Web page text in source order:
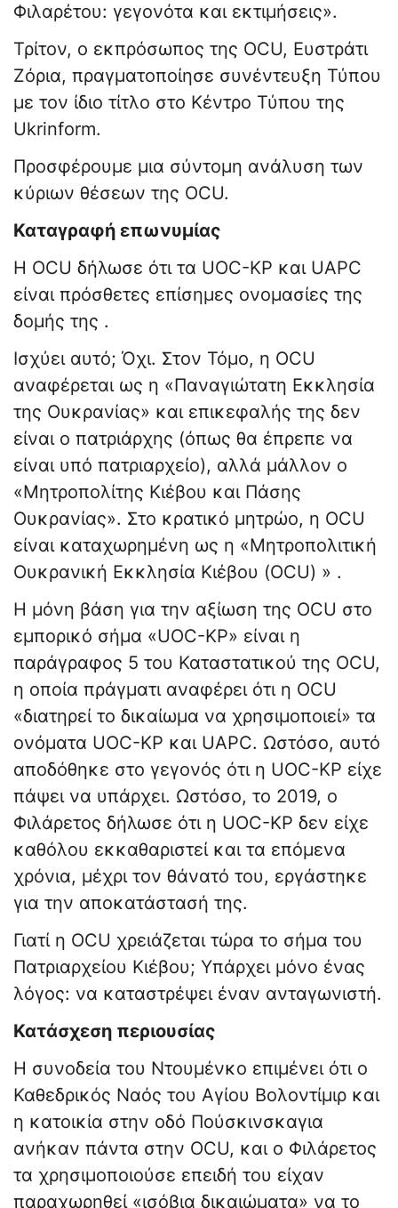
Φιλαρέτου: γεγονότα και εκτιμήσεις».
Τρίτον, ο εκπρόσωπος της OCU, Ευστράτι
Ζόρια, πραγματοποίησε συνέντευξη Τύπου
με τον ίδιο τίτλο στο Κέντρο Τύπου της
Ukrinform.
Προσφέρουμε μια σύντομη ανάλυση των
κύριων θέσεων της OCU.
Καταγραφή επωνυμίας
Η OCU δήλωσε ότι τα UOC-KP και UAPC
είναι πρόσθετες επίσημες ονομασίες της
δομής της .
Ισχύει αυτό; Όχι. Στον Τόμο, η OCU
αναφέρεται ως η «Παναγιώτατη Εκκλησία
της Ουκρανίας» και επικεφαλής της δεν
είναι ο πατριάρχης (όπως θα έπρεπε να
είναι υπό πατριαρχείο), αλλά μάλλον ο
«Μητροπολίτης Κιέβου και Πάσης
Ουκρανίας». Στο κρατικό μητρώο, η OCU
είναι καταχωρημένη ως η «Μητροπολιτική
Ουκρανική Εκκλησία Κιέβου (OCU) » .
Η μόνη βάση για την αξίωση της OCU στο
εμπορικό σήμα «UOC-KP» είναι η
παράγραφος 5 του Καταστατικού της OCU,
η οποία πράγματι αναφέρει ότι η OCU
«διατηρεί το δικαίωμα να χρησιμοποιεί» τα
ονόματα UOC-KP και UAPC. Ωστόσο, αυτό
αποδόθηκε στο γεγονός ότι η UOC-KP είχε
πάψει να υπάρχει. Ωστόσο, το 2019, ο
Φιλάρετος δήλωσε ότι η UOC-KP δεν είχε
καθόλου εκκαθαριστεί και τα επόμενα
χρόνια, μέχρι τον θάνατό του, εργάστηκε
για την αποκατάστασή της.
Γιατί η OCU χρειάζεται τώρα το σήμα του
Πατριαρχείου Κιέβου; Υπάρχει μόνο ένας
λόγος: να καταστρέψει έναν ανταγωνιστή.
Κατάσχεση περιουσίας
Η συνοδεία του Ντουμένκο επιμένει ότι ο
Καθεδρικός Ναός του Αγίου Βολοντίμιρ και
η κατοικία στην οδό Πούσκινσκαγια
ανήκαν πάντα στην OCU, και ο Φιλάρετος
τα χρησιμοποιούσε επειδή του είχαν
παραχωρηθεί «ισόβια δικαιώματα» να το